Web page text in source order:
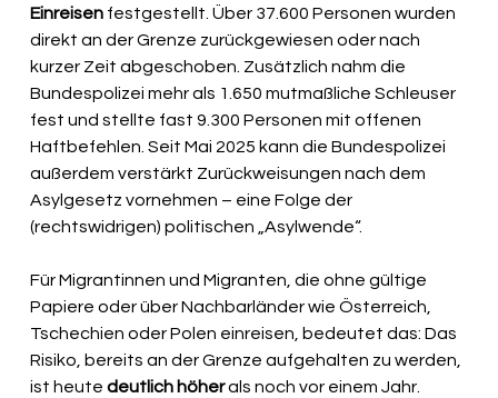
Einreisen festgestellt. Über 37.600 Personen wurden
direkt an der Grenze zurückgewiesen oder nach
kurzer Zeit abgeschoben. Zusätzlich nahm die
Bundespolizei mehr als 1.650 mutmaßliche Schleuser
fest und stellte fast 9.300 Personen mit offenen
Haftbefehlen. Seit Mai 2025 kann die Bundespolizei
außerdem verstärkt Zurückweisungen nach dem
Asylgesetz vornehmen – eine Folge der
(rechtswidrigen) politischen „Asylwende“.
Für Migrantinnen und Migranten, die ohne gültige
Papiere oder über Nachbarländer wie Österreich,
Tschechien oder Polen einreisen, bedeutet das: Das
Risiko, bereits an der Grenze aufgehalten zu werden,
ist heute deutlich höher als noch vor einem Jahr.